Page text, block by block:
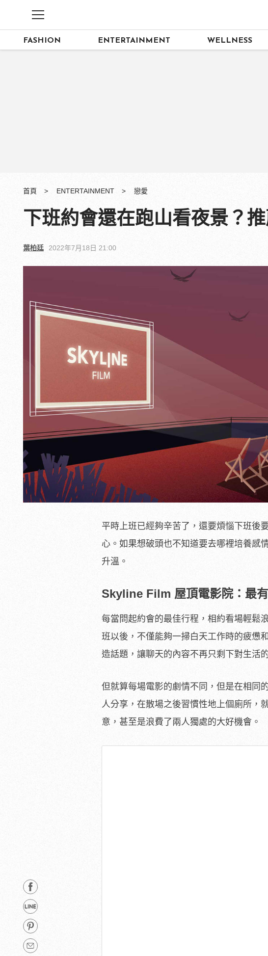
FASHION ENTERTAINMENT WELLNESS
首頁 ENTERTAINMENT 戀愛
下班約會還在跑山看夜景？
葉柏廷 2022年7月18日 21:00
平時上班已經夠辛苦了，還要煩惱下班後
心。如果想破頭也不知道要去哪裡培養感
升溫。
Skyline Film 屋頂電影院：最
每當問起約會的最佳行程，相約看場輕鬆
班以後，不僅能夠一掃白天工作時的疲憊
造話題，讓聊天的內容不再只剩下對生活
但就算每場電影的劇情不同，但是在相同
人分享，在散場之後習慣性地上個廁所，
意，甚至是浪費了兩人獨處的大好機會。